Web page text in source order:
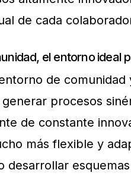
de cada
el entorno ideal
de
procesos
de constante
más flexible y
desarrollar